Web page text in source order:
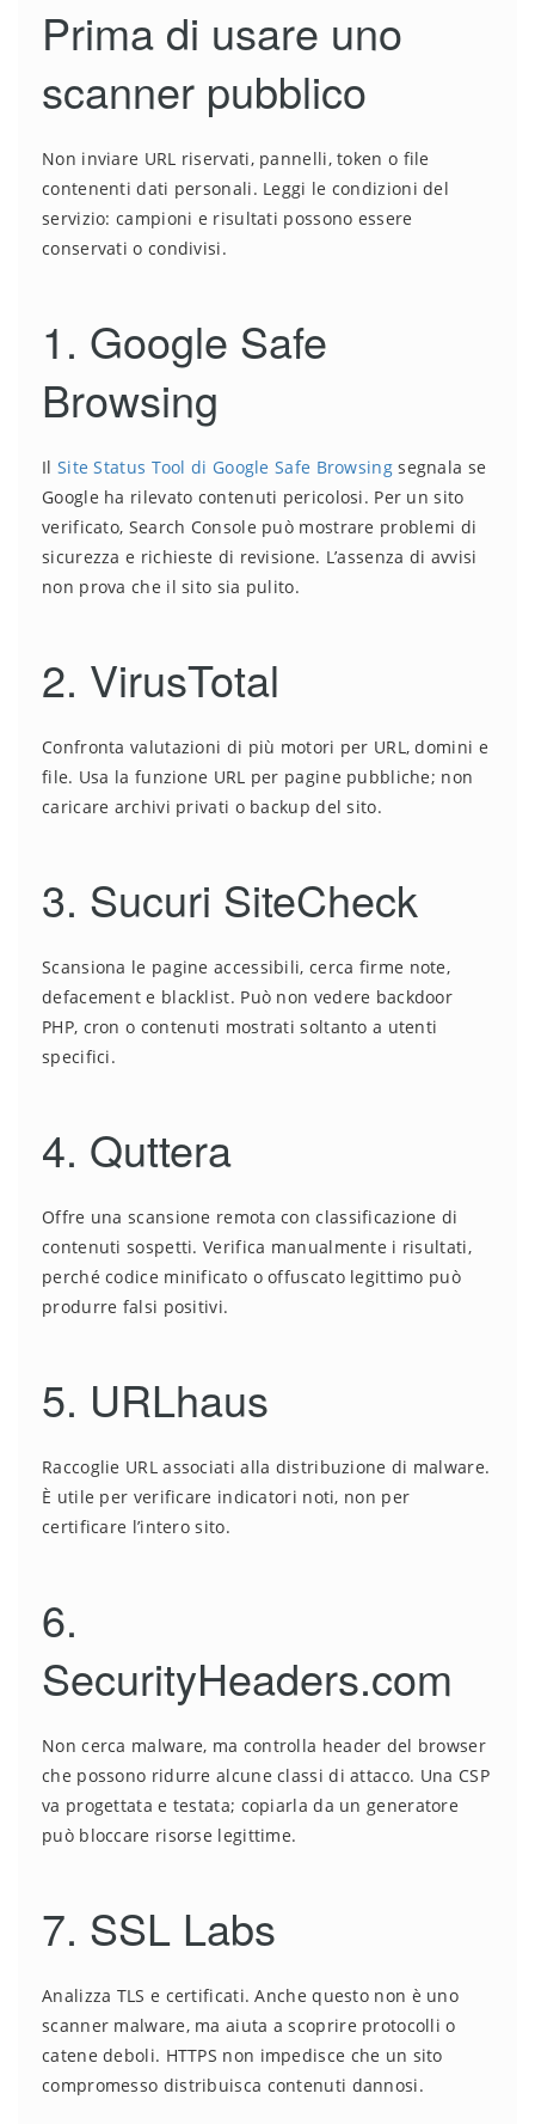
Prima di usare uno
scanner pubblico
Non inviare URL riservati, pannelli, token o file
contenenti dati personali. Leggi le condizioni del
servizio: campioni e risultati possono essere
conservati o condivisi.
1. Google Safe
Browsing
Il Site Status Tool di Google Safe Browsingsegnala se
Google ha rilevato contenuti pericolosi. Per un sito
verificato, Search Console può mostrare problemi di
sicurezza e richieste di revisione. L’assenza di avvisi
non prova che il sito sia pulito.
2. VirusTotal
Confronta valutazioni di più motori per URL, domini e
file. Usa la funzione URL per pagine pubbliche; non
caricare archivi privati o backup del sito.
3. Sucuri SiteCheck
Scansiona le pagine accessibili, cerca firme note,
defacement e blacklist. Può non vedere backdoor
PHP, cron o contenuti mostrati soltanto a utenti
specifici.
4. Quttera
Offre una scansione remota con classificazione di
contenuti sospetti. Verifica manualmente i risultati,
perché codice minificato o offuscato legittimo può
produrre falsi positivi.
5. URLhaus
Raccoglie URL associati alla distribuzione di malware.
È utile per verificare indicatori noti, non per
certificare l’intero sito.
6.
SecurityHeaders.com
Non cerca malware, ma controlla header del browser
che possono ridurre alcune classi di attacco. Una CSP
va progettata e testata; copiarla da un generatore
può bloccare risorse legittime.
7. SSL Labs
Analizza TLS e certificati. Anche questo non è uno
scanner malware, ma aiuta a scoprire protocolli o
catene deboli. HTTPS non impedisce che un sito
compromesso distribuisca contenuti dannosi.